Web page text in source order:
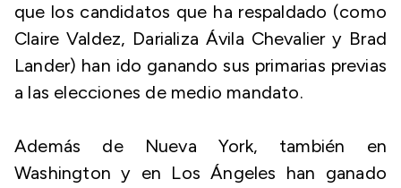
que los candidatos que ha respaldado (como
Claire Valdez, Darializa Ávila Chevalier y Brad
Lander) han ido ganando sus primarias previas
a las elecciones de medio mandato.
Además de Nueva York, también en
Washington y en Los Ángeles han ganado